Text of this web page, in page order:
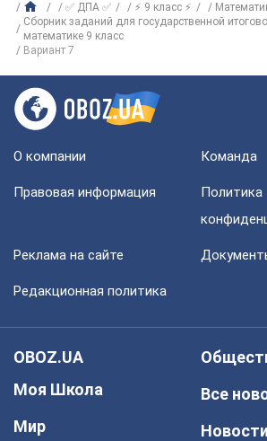
✅ ДПА ✅ ⚡ 9 класс ⚡
Сборник заданий для государственной
математике 9 класс
Вариант 7
О компании Команда
Правовая информация
Политика
Реклама на сайте
Редакционная политика
OBOZ.UA
Моя Школа
Мир
Все